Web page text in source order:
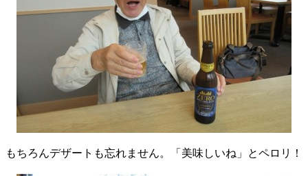
もちろんデザートも忘れません。「美味しいね」とペロリ！